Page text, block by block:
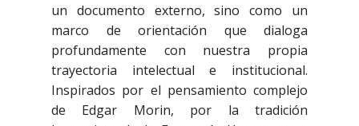
un documento externo, sino como un
marco de orientación que dialoga
profundamente con nuestra propia
trayectoria intelectual e institucional.
Inspirados por el pensamiento complejo
de Edgar Morin, por la tradición